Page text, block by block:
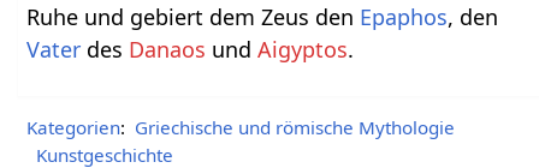
Ruhe und gebiert dem Zeus den Epaphos, den
Vater des Danaos undAigyptos.
Kategorien: Griechische und römische Mythologie
Kunstgeschichte